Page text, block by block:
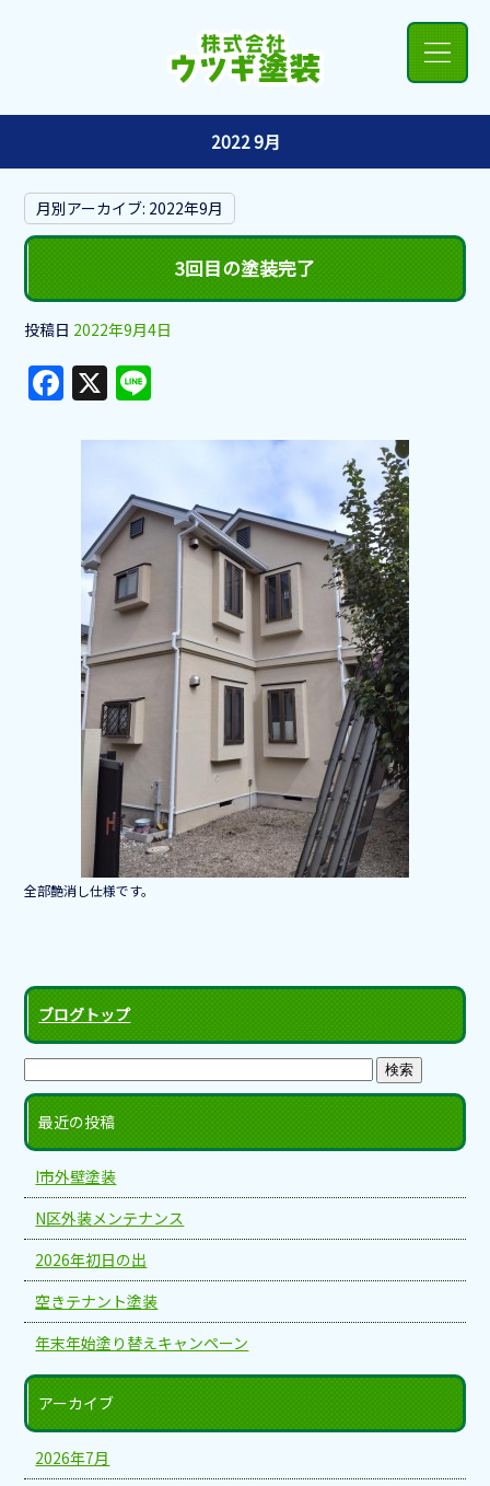
2022 9月
月別アーカイブ: 2022年9月
3回目の塗装完了
投稿日 2022年9月4日
F
a
c
o
o
k
X
e
全部艶消し仕様です。
ブログトップ
最近の投稿
I市外壁塗装
N区外装メンテナンス
2026年初日の出
空きテナント塗装
年末年始塗り替えキャンペーン
アーカイブ
2026年7月